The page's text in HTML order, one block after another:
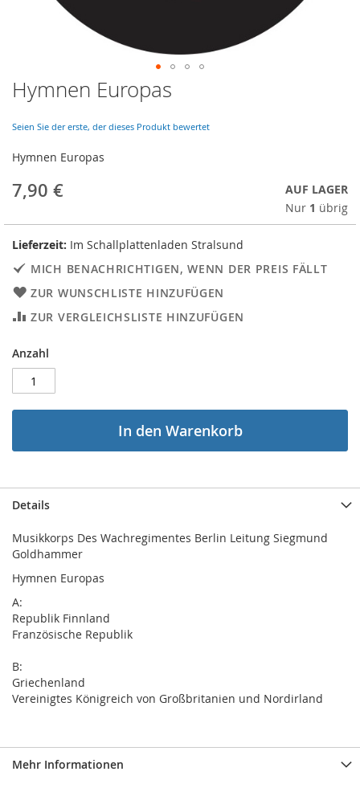
Skip
to
beginning
of
the
images
gallery
Hymnen Europas
Seien Sie der erste, der dieses Produkt bewertet
Hymnen Europas
7,90 €
AUF LAGER
Nur 1 übrig
Lieferzeit: Im Schallplattenladen Stralsund
MICH BENACHRICHTIGEN, WENN DER PREIS FÄLLT
ZUR WUNSCHLISTE HINZUFÜGEN
ZUR VERGLEICHSLISTE HINZUFÜGEN
Anzahl
In den Warenkorb
Details
Musikkorps Des Wachregimentes Berlin Leitung Siegmund
Goldhammer
Hymnen Europas
A:
Republik Finnland
Französische Republik
B:
Griechenland
Vereinigtes Königreich von Großbritanien und Nordirland
Mehr Informationen